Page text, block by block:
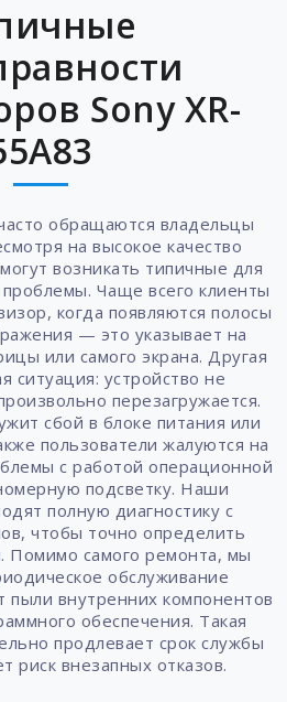
Sony XR-
обращаются владельцы
на высокое качество
возникать типичные для
Чаще всего клиенты
когда появляются полосы
— это указывает на
или самого экрана. Другая
ситуация: устройство не
перезагружается.
сбой в блоке питания или
пользователи жалуются на
с работой операционной
подсветку. Наши
полную диагностику с
чтобы точно определить
Помимо самого ремонта, мы
обслуживание
пыли внутренних компонентов
обеспечения. Такая
продлевает срок службы
риск внезапных отказов.